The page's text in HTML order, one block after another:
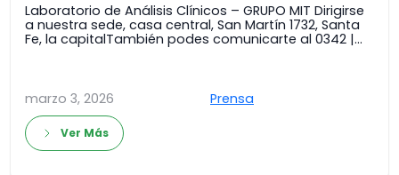
Laboratorio de Análisis Clínicos – GRUPO MIT Dirigirse
a nuestra sede, casa central, San Martín 1732, Santa
Fe, la capitalTambién podes comunicarte al 0342 |…
marzo 3, 2026 Prensa
Ver Más